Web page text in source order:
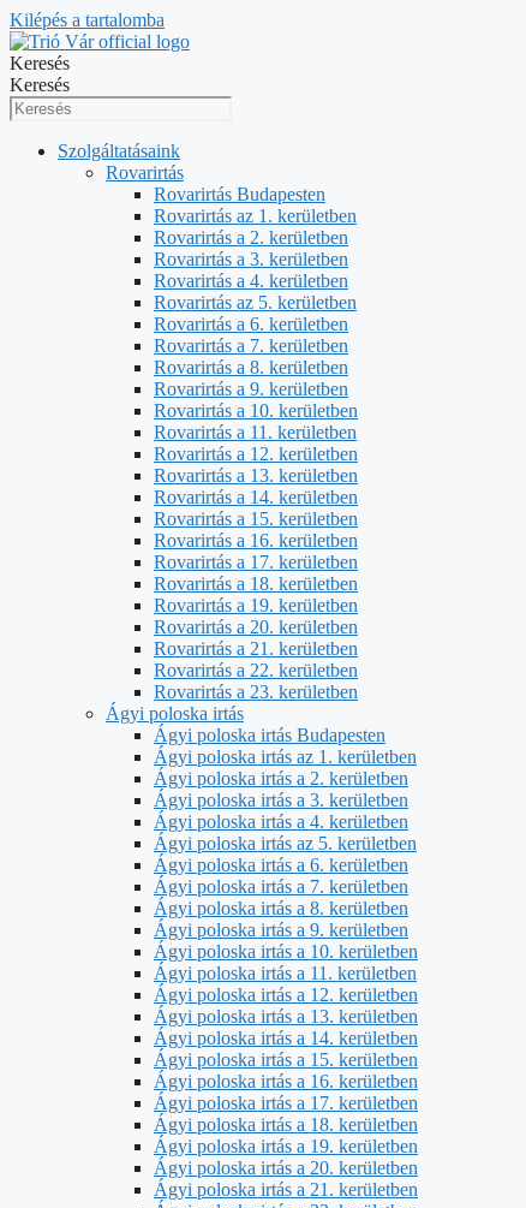
Kilépés a tartalomba
Keresés
Keresés
Szolgáltatásaink
Rovarirtás
Rovarirtás Budapesten
Rovarirtás az 1. kerületben
Rovarirtás a 2. kerületben
Rovarirtás a 3. kerületben
Rovarirtás a 4. kerületben
Rovarirtás az 5. kerületben
Rovarirtás a 6. kerületben
Rovarirtás a 7. kerületben
Rovarirtás a 8. kerületben
Rovarirtás a 9. kerületben
Rovarirtás a 10. kerületben
Rovarirtás a 11. kerületben
Rovarirtás a 12. kerületben
Rovarirtás a 13. kerületben
Rovarirtás a 14. kerületben
Rovarirtás a 15. kerületben
Rovarirtás a 16. kerületben
Rovarirtás a 17. kerületben
Rovarirtás a 18. kerületben
Rovarirtás a 19. kerületben
Rovarirtás a 20. kerületben
Rovarirtás a 21. kerületben
Rovarirtás a 22. kerületben
Rovarirtás a 23. kerületben
Ágyi poloska irtás
Ágyi poloska irtás Budapesten
Ágyi poloska irtás az 1. kerületben
Ágyi poloska irtás a 2. kerületben
Ágyi poloska irtás a 3. kerületben
Ágyi poloska irtás a 4. kerületben
Ágyi poloska irtás az 5. kerületben
Ágyi poloska irtás a 6. kerületben
Ágyi poloska irtás a 7. kerületben
Ágyi poloska irtás a 8. kerületben
Ágyi poloska irtás a 9. kerületben
Ágyi poloska irtás a 10. kerületben
Ágyi poloska irtás a 11. kerületben
Ágyi poloska irtás a 12. kerületben
Ágyi poloska irtás a 13. kerületben
Ágyi poloska irtás a 14. kerületben
Ágyi poloska irtás a 15. kerületben
Ágyi poloska irtás a 16. kerületben
Ágyi poloska irtás a 17. kerületben
Ágyi poloska irtás a 18. kerületben
Ágyi poloska irtás a 19. kerületben
Ágyi poloska irtás a 20. kerületben
Ágyi poloska irtás a 21. kerületben